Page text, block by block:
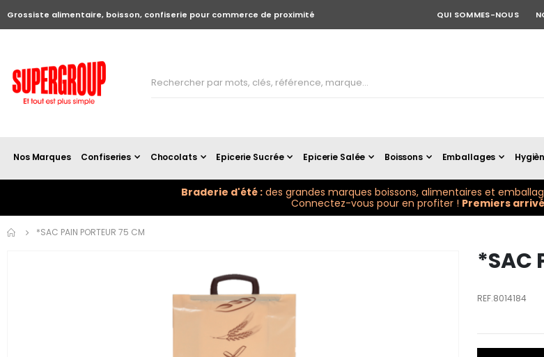
Grossiste alimentaire, boisson, confiserie pour commerce de proximité QUI SOMMES-NOUS
Nos Marques Confiseries Chocolats Epicerie Sucrée Epicerie Salée Boissons Emballages
Braderie d'été : des grandes marques boissons, alimentaires et
Connectez-vous pour en profiter ! Premiers
*SAC PAIN PORTEUR 75 CM
the
*SAC
REF.8014184